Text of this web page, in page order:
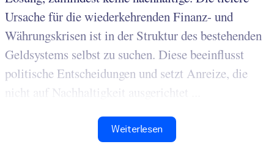
Ursache für die wiederkehrenden Finanz- und
Währungskrisen ist in der Struktur des bestehenden
Geldsystems selbst zu suchen. Diese beeinflusst
politische Entscheidungen und setzt Anreize, die
nicht auf Nachhaltigkeit ausgerichtet ...
Weiterlesen